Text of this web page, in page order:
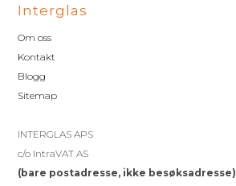
Interglas
Om oss
Kontakt
Blogg
Sitemap
INTERGLAS APS
c/o IntraVAT AS
(bare postadresse, ikke besøksadresse)